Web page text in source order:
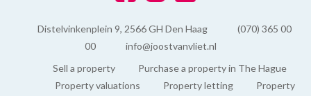
Distelvinkenplein 9, 2566 GH Den Haag
(070) 365 00
00
info@joostvanvliet.nl
Sell a property
Purchase a property in The Hague
Property valuations
Property letting
Property